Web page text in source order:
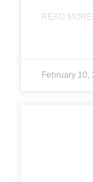
READ
February 10,